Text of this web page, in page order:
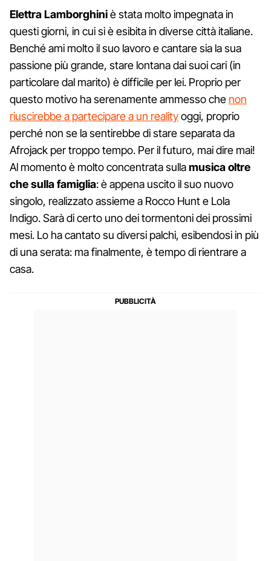
Elettra Lamborghiniè stata molto impegnata in
questi giorni, in cui si è esibita in diverse città italiane.
Benché ami molto il suo lavoro e cantare sia la sua
passione più grande, stare lontana dai suoi cari (in
particolare dal marito) è difficile per lei. Proprio per
questo motivo ha serenamente ammesso che non
riuscirebbe a partecipare a un realityoggi, proprio
perché non se la sentirebbe di stare separata da
Afrojack per troppo tempo. Per il futuro, mai dire mai!
Al momento è molto concentrata sullamusica oltre
che sulla famiglia: è appena uscito il suo nuovo
singolo, realizzato assieme a Rocco Hunt e Lola
Indigo. Sarà di certo uno dei tormentoni dei prossimi
mesi. Lo ha cantato su diversi palchi, esibendosi in più
di una serata: ma finalmente, è tempo di rientrare a
casa.